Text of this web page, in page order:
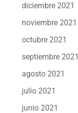
diciembre 2021
noviembre 2021
octubre 2021
septiembre 2021
agosto 2021
julio 2021
junio 2021